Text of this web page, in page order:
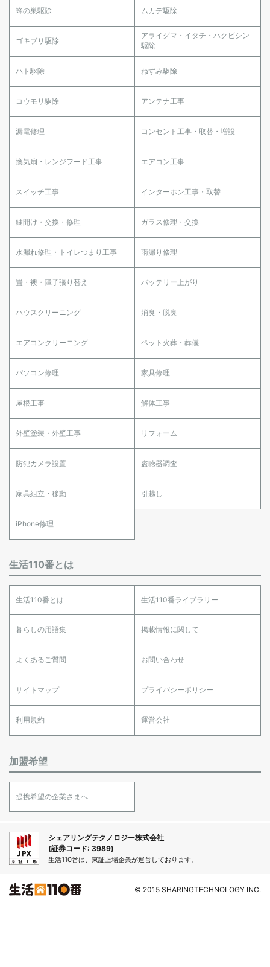
蜂の巣駆除 ムカデ駆除
ゴキブリ駆除
アライグマ・イタチ・ハクビシン
駆除
ハト駆除 ねずみ駆除
コウモリ駆除 アンテナ工事
漏電修理 コンセント工事・取替・増設
換気扇・レンジフード工事 エアコン工事
スイッチ工事 インターホン工事・取替
鍵開け・交換・修理 ガラス修理・交換
水漏れ修理・トイレつまり工事 雨漏り修理
畳・襖・障子張り替え バッテリー上がり
ハウスクリーニング 消臭・脱臭
エアコンクリーニング ペット火葬・葬儀
パソコン修理 家具修理
屋根工事 解体工事
外壁塗装・外壁工事 リフォーム
防犯カメラ設置 盗聴器調査
家具組立・移動 引越し
iPhone修理
生活110番とは
生活110番とは 生活110番ライブラリー
暮らしの用語集 掲載情報に関して
よくあるご質問 お問い合わせ
サイトマップ プライバシーポリシー
利用規約 運営会社
加盟希望
提携希望の企業さまへ
シェアリングテクノロジー株式会社
(証券コード: 3989)
生活110番は、東証上場企業が運営しております。
© 2015 SHARINGTECHNOLOGY INC.